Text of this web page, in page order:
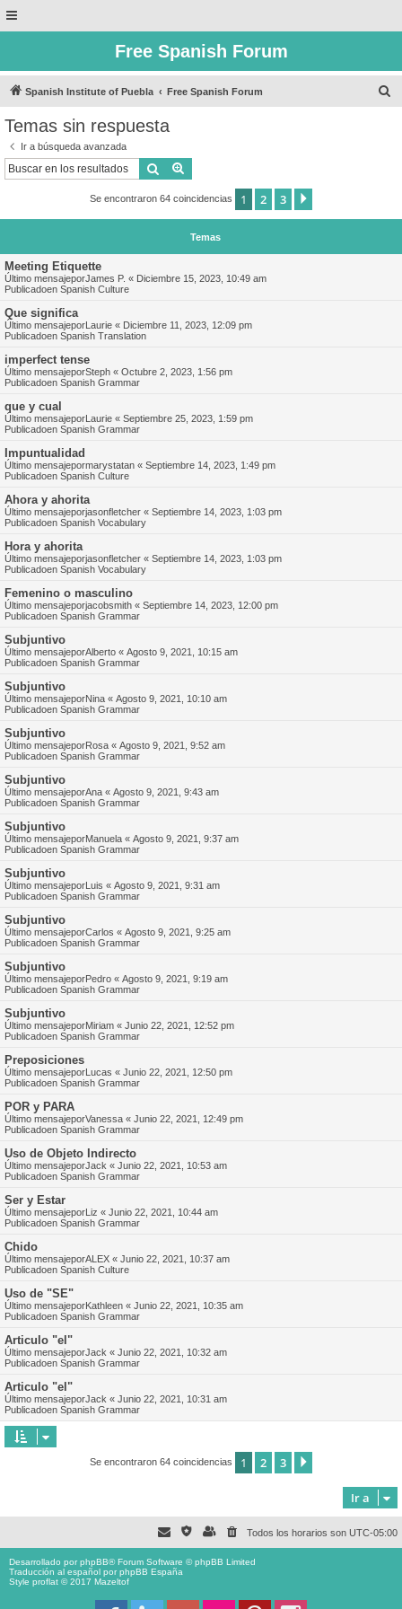
Free Spanish Forum
Spanish Institute of Puebla Free Spanish Forum
Temas sin respuesta
Ir a búsqueda avanzada
Buscar
Se encontraron 64 coincidencias 1 2 3
Temas
Meeting Etiquette
Último mensajeporJames P. « Diciembre 15, 2023, 10:49 am
Publicadoen Spanish Culture
Que significa
Último mensajeporLaurie « Diciembre 11, 2023, 12:09 pm
Publicadoen Spanish Translation
imperfect tense
Último mensajeporSteph « Octubre 2, 2023, 1:56 pm
Publicadoen Spanish Grammar
que y cual
Último mensajeporLaurie « Septiembre 25, 2023, 1:59 pm
Publicadoen Spanish Grammar
Impuntualidad
Último mensajepormarystatan « Septiembre 14, 2023, 1:49 pm
Publicadoen Spanish Culture
Ahora y ahorita
Último mensajeporjasonfletcher « Septiembre 14, 2023, 1:03 pm
Publicadoen Spanish Vocabulary
Hora y ahorita
Último mensajeporjasonfletcher « Septiembre 14, 2023, 1:03 pm
Publicadoen Spanish Vocabulary
Femenino o masculino
Último mensajeporjacobsmith « Septiembre 14, 2023, 12:00 pm
Publicadoen Spanish Grammar
Subjuntivo
Último mensajeporAlberto « Agosto 9, 2021, 10:15 am
Publicadoen Spanish Grammar
Subjuntivo
Último mensajeporNina « Agosto 9, 2021, 10:10 am
Publicadoen Spanish Grammar
Subjuntivo
Último mensajeporRosa « Agosto 9, 2021, 9:52 am
Publicadoen Spanish Grammar
Subjuntivo
Último mensajeporAna « Agosto 9, 2021, 9:43 am
Publicadoen Spanish Grammar
Subjuntivo
Último mensajeporManuela « Agosto 9, 2021, 9:37 am
Publicadoen Spanish Grammar
Subjuntivo
Último mensajeporLuis « Agosto 9, 2021, 9:31 am
Publicadoen Spanish Grammar
Subjuntivo
Último mensajeporCarlos « Agosto 9, 2021, 9:25 am
Publicadoen Spanish Grammar
Subjuntivo
Último mensajeporPedro « Agosto 9, 2021, 9:19 am
Publicadoen Spanish Grammar
Subjuntivo
Último mensajeporMiriam « Junio 22, 2021, 12:52 pm
Publicadoen Spanish Grammar
Preposiciones
Último mensajeporLucas « Junio 22, 2021, 12:50 pm
Publicadoen Spanish Grammar
POR y PARA
Último mensajeporVanessa « Junio 22, 2021, 12:49 pm
Publicadoen Spanish Grammar
Uso de Objeto Indirecto
Último mensajeporJack « Junio 22, 2021, 10:53 am
Publicadoen Spanish Grammar
Ser y Estar
Último mensajeporLiz « Junio 22, 2021, 10:44 am
Publicadoen Spanish Grammar
Chido
Último mensajeporALEX « Junio 22, 2021, 10:37 am
Publicadoen Spanish Culture
Uso de "SE"
Último mensajeporKathleen « Junio 22, 2021, 10:35 am
Publicadoen Spanish Grammar
Articulo "el"
Último mensajeporJack « Junio 22, 2021, 10:32 am
Publicadoen Spanish Grammar
Articulo "el"
Último mensajeporJack « Junio 22, 2021, 10:31 am
Publicadoen Spanish Grammar
Se encontraron 64 coincidencias 1 2 3
Ir a
Todos los horarios son UTC-05:00
Desarrollado porphpBB® Forum Software © phpBB Limited
Traducción al español porphpBB España
Style proflat © 2017 Mazeltof